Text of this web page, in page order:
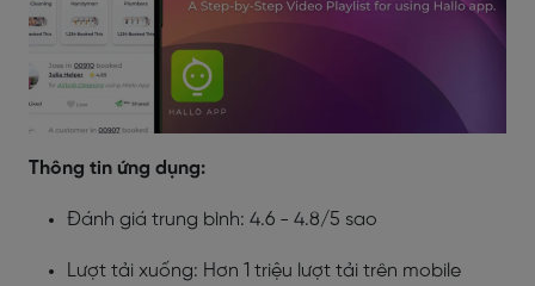
Thông tin ứng dụng:
Đánh giá trung bình: 4.6 - 4.8/5 sao
Lượt tải xuống: Hơn 1 triệu lượt tải trên mobile